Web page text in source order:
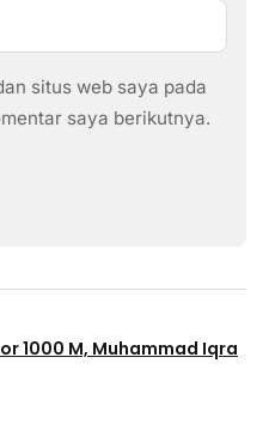
situs web saya pada
saya berikutnya.
1000 M, Muhammad Iqra